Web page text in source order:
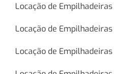
Locação de
Locação de
Locação de